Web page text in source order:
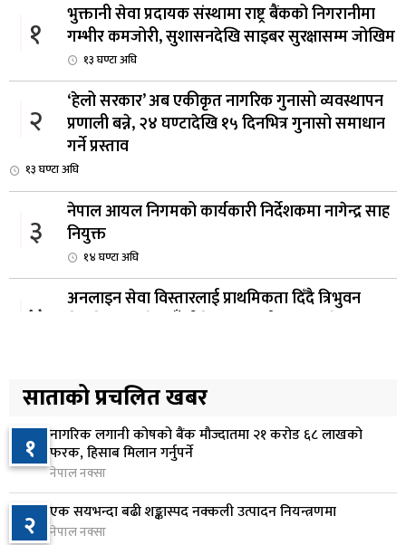
१
भुक्तानी सेवा प्रदायक संस्थामा राष्ट्र बैंकको निगरानीमा
गम्भीर कमजोरी, सुशासनदेखि साइबर सुरक्षासम्म जोखिम
१३ घण्टा अघि
२
‘हेलो सरकार’ अब एकीकृत नागरिक गुनासो व्यवस्थापन
प्रणाली बन्ने, २४ घण्टादेखि १५ दिनभित्र गुनासो समाधान
गर्ने प्रस्ताव
१३ घण्टा अघि
३
नेपाल आयल निगमको कार्यकारी निर्देशकमा नागेन्द्र साह
नियुक्त
१४ घण्टा अघि
४
अनलाइन सेवा विस्तारलाई प्राथमिकता दिँदै त्रिभुवन
५
सरकारद्वारा राष्ट्रसेवक कर्मचारीको नयाँ तलबमान
स्वीकृत, न्यूनतम तलब २८ हजार ९८४ रुपैयाँ
१६ घण्टा अघि
६
सिद्धबाबा सुरुङ निर्माणमा ३ अर्ब १ करोड खर्च, २०८३
फागुनको समयसीमा
२२ घण्टा अघि
साताको प्रचलित खबर
१ नागरिक लगानी कोषको बैंक मौज्दातमा २१ करोड ६८ लाखको
फरक, हिसाब मिलान गर्नुपर्ने
नेपाल नक्सा
२ एक सयभन्दा बढी शङ्कास्पद नक्कली उत्पादन नियन्त्रणमा
नेपाल नक्सा